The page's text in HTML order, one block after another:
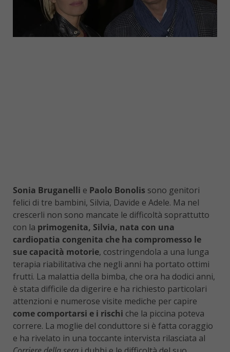
Sonia Bruganelli e Paolo Bonolis sono genitori
felici di tre bambini, Silvia, Davide e Adele. Ma nel
crescerli non sono mancate le difficoltà soprattutto
con la primogenita, Silvia, nata con una
cardiopatia congenita che ha compromesso le
sue capacità motorie, costringendola a una lunga
terapia riabilitativa che negli anni ha portato ottimi
frutti. La malattia della bimba, che ora ha dodici anni,
è stata difficile da digerire e ha richiesto particolari
attenzioni e numerose visite mediche per capire
come comportarsi e i rischi che la piccina poteva
correre. La moglie del conduttore si è fatta coraggio
e ha rivelato in una toccante intervista rilasciata al